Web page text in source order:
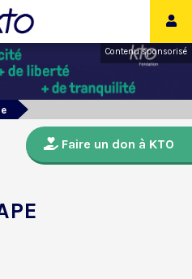
Contenu sponsorisé
Faire un don à KTO